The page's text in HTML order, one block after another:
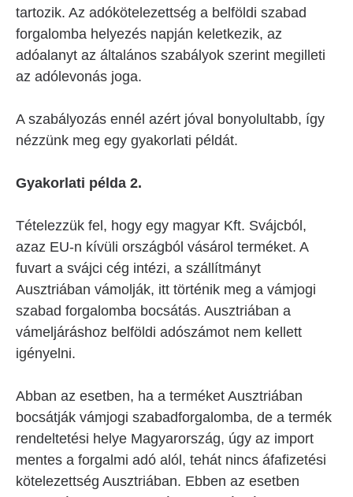
tartozik. Az adókötelezettség a belföldi szabad
forgalomba helyezés napján keletkezik, az
adóalanyt az általános szabályok szerint megilleti
az adólevonás joga.
A szabályozás ennél azért jóval bonyolultabb, így
nézzünk meg egy gyakorlati példát.
Gyakorlati példa 2.
Tételezzük fel, hogy egy magyar Kft. Svájcból,
azaz EU-n kívüli országból vásárol terméket. A
fuvart a svájci cég intézi, a szállítmányt
Ausztriában vámolják, itt történik meg a vámjogi
szabad forgalomba bocsátás. Ausztriában a
vámeljáráshoz belföldi adószámot nem kellett
igényelni.
Abban az esetben, ha a terméket Ausztriában
bocsátják vámjogi szabadforgalomba, de a termék
rendeltetési helye Magyarország, úgy az import
mentes a forgalmi adó alól, tehát nincs áfafizetési
kötelezettség Ausztriában. Ebben az esetben